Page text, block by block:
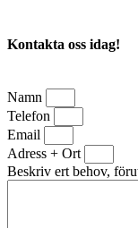
Kontakta oss idag!
Namn
Telefon
Email
Adress + Ort
Beskriv ert behov,